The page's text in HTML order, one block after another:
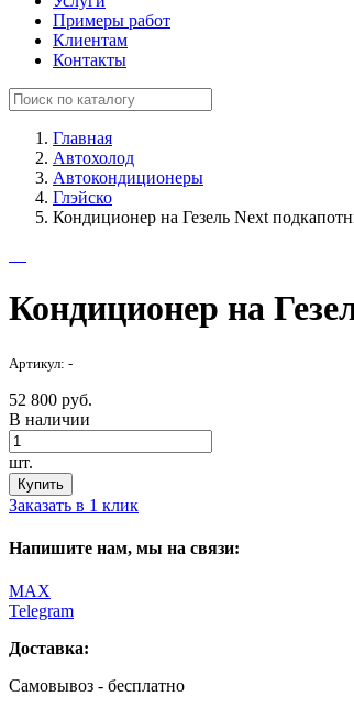
Примеры работ
Клиентам
Контакты
Главная
Автохолод
Автокондиционеры
Глэйско
Кондиционер на Гезель Next
Кондиционер на
Артикул: -
52 800 руб.
В наличии
шт.
Купить
Заказать в 1 клик
Напишите нам, мы на связи:
MAX
Telegram
Доставка:
Самовывоз - бесплатно